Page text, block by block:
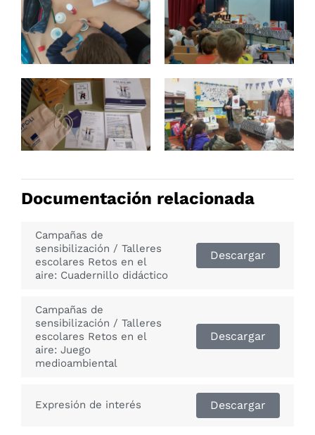
Documentación relacionada
Campañas de
sensibilización / Talleres
escolares Retos en el
aire: Cuadernillo didáctico
Descargar
Campañas de
sensibilización / Talleres
escolares Retos en el
aire: Juego
medioambiental
Descargar
Expresión de interés Descargar